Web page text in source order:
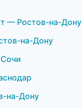
— Ростов-на-Дону
на-Дону
на-Дону